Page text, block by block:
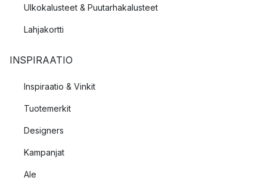
Ulkokalusteet & Puutarhakalusteet
Lahjakortti
INSPIRAATIO
Inspiraatio & Vinkit
Tuotemerkit
Designers
Kampanjat
Ale